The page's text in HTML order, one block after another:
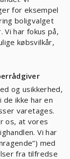
for eksempel
boligvalget
Vi har fokus på,
købsvilkår,
og usikkerhed,
ikke har en
varetages.
os, at vores
Vi har
med
fra tilfredse